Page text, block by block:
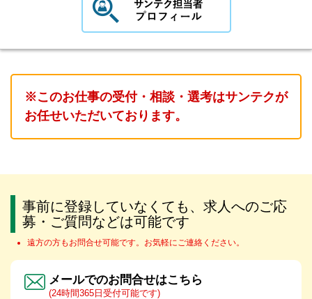
※このお仕事の受付・相談・選考はサンテクが
お任せいただいております。
事前に登録していなくても、求人へのご応
募・ご質問などは可能です
遠方の方もお問合せ可能です。お気軽にご連絡ください。
メールでのお問合せはこちら
(24時間365日受付可能です)